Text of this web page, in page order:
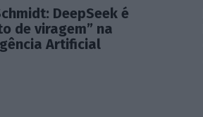
DeepSeek é
de viragem” na
Artificial